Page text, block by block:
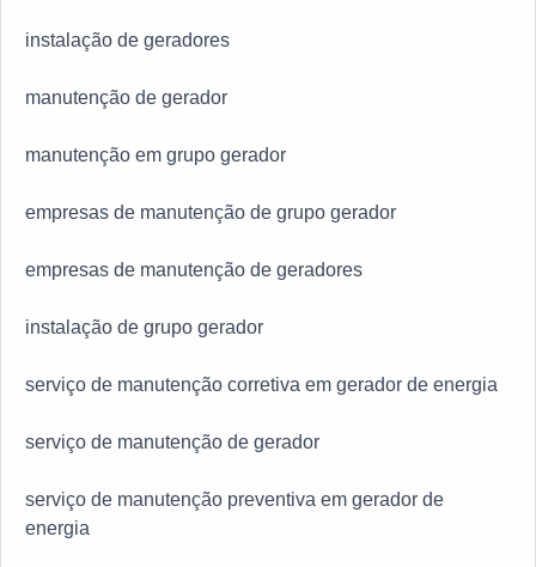
instalação de geradores
manutenção de gerador
manutenção em grupo gerador
empresas de manutenção de grupo gerador
empresas de manutenção de geradores
instalação de grupo gerador
serviço de manutenção corretiva em gerador de energia
serviço de manutenção de gerador
serviço de manutenção preventiva em gerador de
energia